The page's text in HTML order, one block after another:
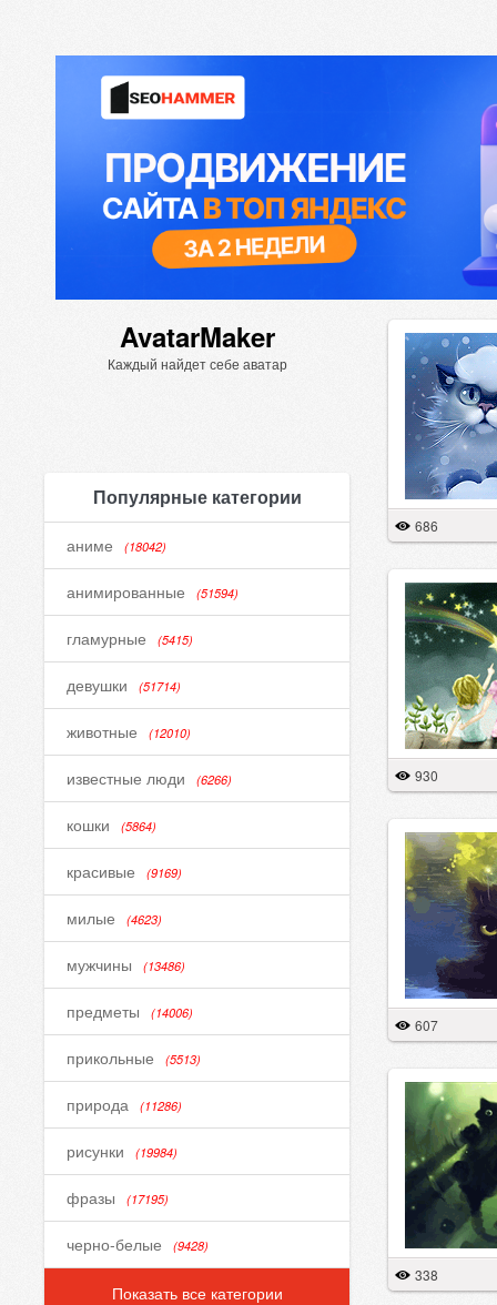
AvatarMaker
Каждый найдет себе аватар
Популярные категории
аниме (18042)
анимированные (51594)
гламурные (5415)
девушки (51714)
животные (12010)
известные люди (6266)
кошки (5864)
красивые (9169)
милые (4623)
мужчины (13486)
предметы (14006)
прикольные (5513)
природа (11286)
рисунки (19984)
фразы (17195)
черно-белые (9428)
Показать все категории
686
930
607
338